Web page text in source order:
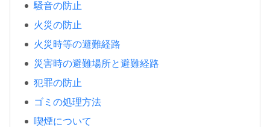
騒音の防止
火災の防止
火災時等の避難経路
災害時の避難場所と避難経路
犯罪の防止
ゴミの処理方法
喫煙について